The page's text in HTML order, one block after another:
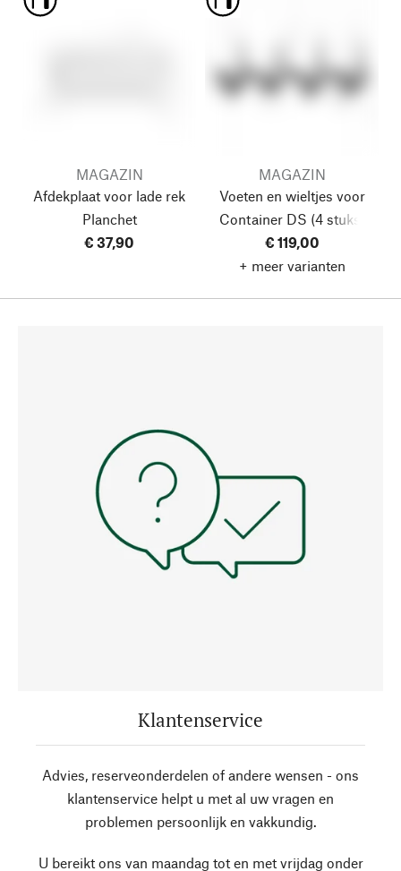
MAGAZIN
Afdekplaat voor lade rek
Planchet
€ 37,90
MAGAZIN
Voeten en wieltjes voor
Container DS (4 stuks)
€ 119,00
+ meer varianten
Klantenservice
Advies, reserveonderdelen of andere wensen - ons
klantenservice helpt u met al uw vragen en
problemen persoonlijk en vakkundig.
U bereikt ons van maandag tot en met vrijdag onder